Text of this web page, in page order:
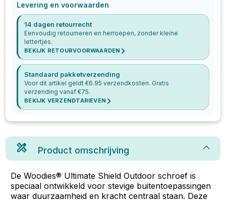
Levering en voorwaarden
14 dagen retourrecht
Eenvoudig retourneren en herroepen, zonder kleine
lettertjes.
BEKIJK RETOURVOORWAARDEN
Standaard pakketverzending
Voor dit artikel geldt €6.95 verzendkosten. Gratis
verzending vanaf €75.
BEKIJK VERZENDTARIEVEN
Product omschrijving
De Woodies® Ultimate Shield Outdoor schroef is
speciaal ontwikkeld voor stevige buitentoepassingen
waar duurzaamheid en kracht centraal staan. Deze